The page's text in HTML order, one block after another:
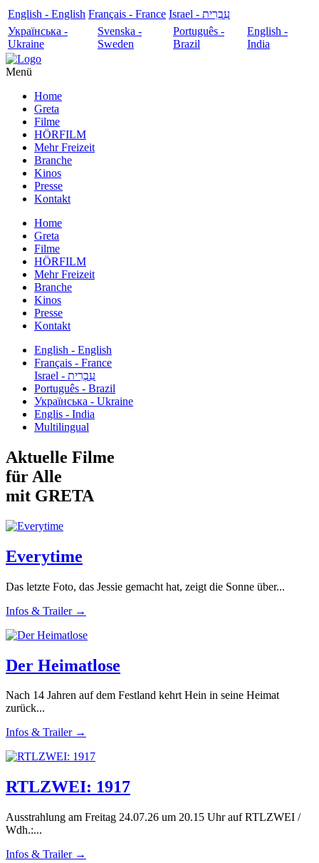
English - English Français - France
עִבְרִית - Israel
Українська -
Ukraine
Svenska -
Sweden
Português -
Brazil
English -
India
Menü
Home
Greta
Filme
HÖRFILM
Mehr Freizeit
Branche
Kinos
Presse
Kontakt
Home
Greta
Filme
HÖRFILM
Mehr Freizeit
Branche
Kinos
Presse
Kontakt
English - English
Français - France
עִבְרִית - Israel
Português - Brazil
Українська - Ukraine
Englis - India
Multilingual
Aktuelle Filme
für Alle
mit GRETA
Everytime
Das letzte Foto, das Jessie gemacht hat, zeigt die Sonne über...
Infos & Trailer →
Der Heimatlose
Nach 14 Jahren auf dem Festland kehrt Hein in seine Heimat
zurück...
Infos & Trailer →
RTLZWEI: 1917
Ausstrahlung am Freitag 24.07.26 um 20.15 Uhr auf RTLZWEI /
Wdh.:...
Infos & Trailer →